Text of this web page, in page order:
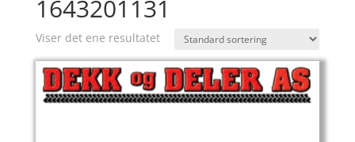
1643201131
Viser det ene resultatet